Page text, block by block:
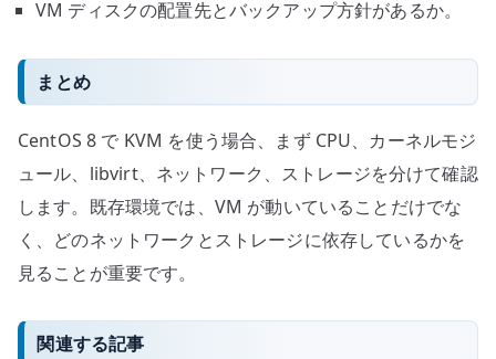
VM ディスクの配置先とバックアップ方針があるか。
まとめ
CentOS 8 で KVM を使う場合、まず CPU、カーネルモジ
ュール、libvirt、ネットワーク、ストレージを分けて確認
します。既存環境では、VM が動いていることだけでな
く、どのネットワークとストレージに依存しているかを
見ることが重要です。
関連する記事